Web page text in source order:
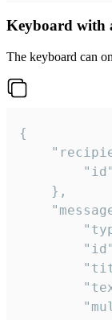
Keyboard with
The keyboard can
{